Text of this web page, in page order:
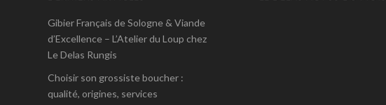
Gibier Français de Sologne & Viande
d’Excellence – L’Atelier du Loup chez
Le Delas Rungis
Choisir son grossiste boucher :
qualité, origines, services